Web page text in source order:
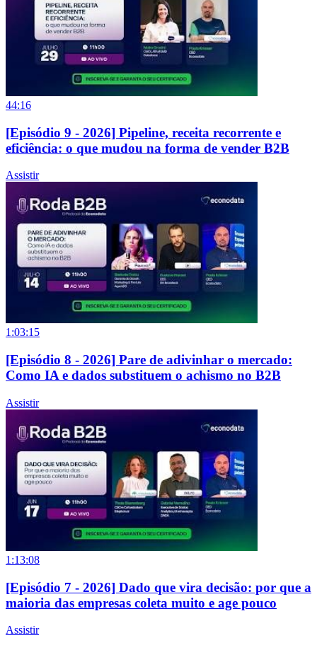
44:16
[Episódio 9 - 2026] Pipeline, receita recorrente e
eficiência: o que mudou na forma de vender B2B
Assistir
1:03:15
[Episódio 8 - 2026] Pare de adivinhar o mercado:
Como IA e dados substituem o achismo no B2B
Assistir
1:13:08
[Episódio 7 - 2026] Dado que vira decisão: por que a
maioria das empresas coleta muito e age pouco
Assistir